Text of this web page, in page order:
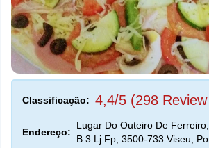
Classificação: 4,4/5 (298
Endereço:
Lugar Do Outeiro De
B 3 Lj Fp, 3500-733 Viseu,